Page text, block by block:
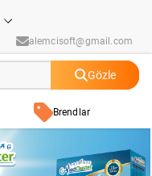
alemcisoft@gmail.com
Gözle
Brendlar